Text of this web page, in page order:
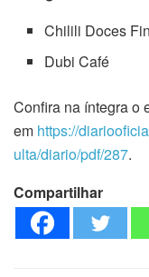
Chilili Doces
Dubi Café
Confira na íntegra o
em https://
ulta/diario/pdf/287.
Compartilhar